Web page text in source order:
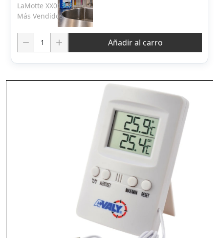
LaMotte XX01308
Más Vendidos
Añadir al carro